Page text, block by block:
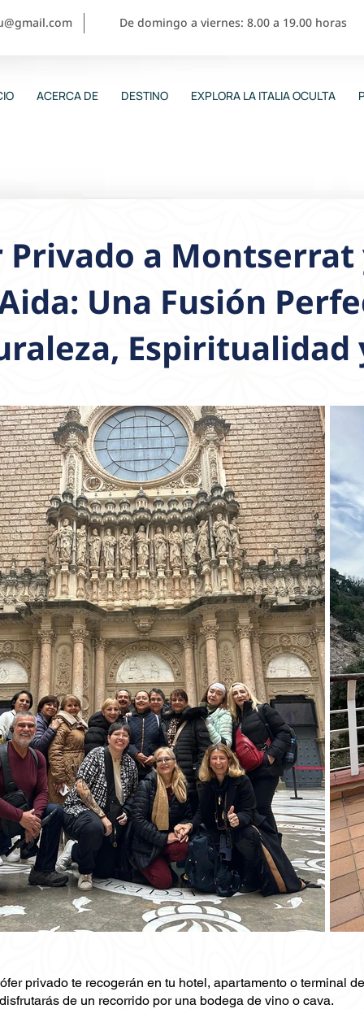
De domingo a viernes: 8.00 a 19.00 horas
ACERCA DE DESTINO EXPLORA LA ITALIA OCULTA
Privado a Montserrat
Una Fusión
Espiritualidad
privado te recogerán en tu hotel, apartamento o terminal
de un recorrido por una bodega de vino o cava.